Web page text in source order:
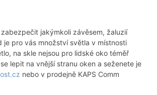
jakýmkoli závěsem, žaluzií
je pro vás množství světla v místnosti
na skle nejsou pro lidské oko téměř
lepit na vnější stranu oken a seženete je
nebo v prodejně KAPS Comm